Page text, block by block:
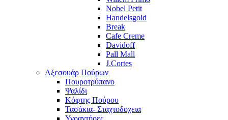
Nobel Petit
Handelsgold
Break
Cafe Creme
Davidoff
Pall Mall
J.Cortes
Αξεσουάρ Πούρων
Πουροτρύπανο
Ψαλίδι
Κόφτης Πούρου
Τασάκια- Σταχτοδοχεια
Υγραντήρες